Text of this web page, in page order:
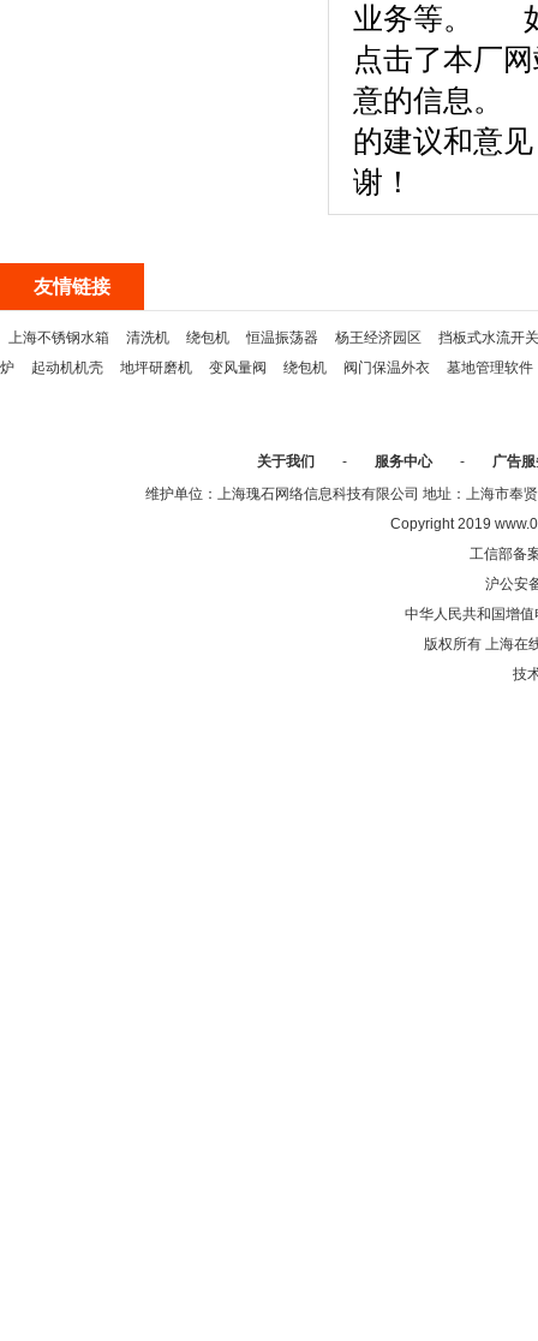
业务等。 如
点击了本厂
意的信息。
的建议和意
谢！
友情链接
上海不锈钢水箱 清洗机 绕包机 恒温振荡器 杨王经济园区
挡板式水流开关
炉
起动机机壳 地坪研磨机 变风量阀 绕包机 阀门保温外衣 墓地管理软件
关于我们 - 服务中心 -
广告
维护单位：上海瑰石网络信息科技有限公司 地址：上海市
Copyright 2019
工信部备
沪公安
中华人民共和国增
版权所有 上海在
技